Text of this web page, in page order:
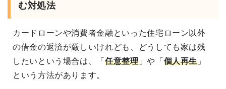
む対処法
カードローンや消費者金融といった住宅ローン以外
の借金の返済が厳しいけれども、どうしても家は残
したいという場合は、「任意整理」や「 個人再生 」
という方法があります。